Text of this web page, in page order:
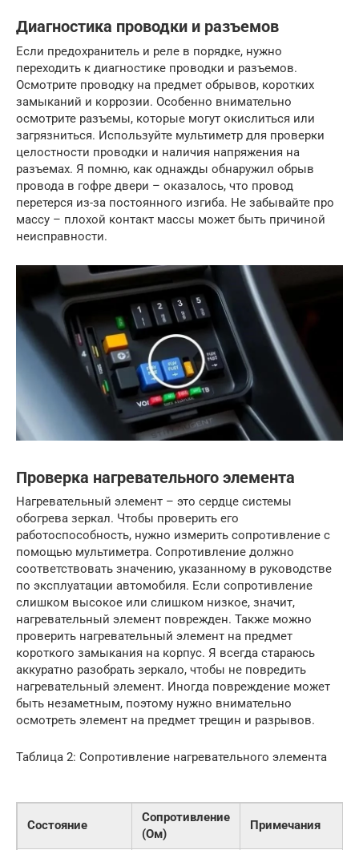
Диагностика проводки и разъемов
Если предохранитель и реле в порядке, нужно
переходить к диагностике проводки и разъемов.
Осмотрите проводку на предмет обрывов, коротких
замыканий и коррозии. Особенно внимательно
осмотрите разъемы, которые могут окислиться или
загрязниться. Используйте мультиметр для проверки
целостности проводки и наличия напряжения на
разъемах. Я помню, как однажды обнаружил обрыв
провода в гофре двери – оказалось, что провод
перетерся из-за постоянного изгиба. Не забывайте про
массу – плохой контакт массы может быть причиной
неисправности.
Проверка нагревательного элемента
Нагревательный элемент – это сердце системы
обогрева зеркал. Чтобы проверить его
работоспособность, нужно измерить сопротивление с
помощью мультиметра. Сопротивление должно
соответствовать значению, указанному в руководстве
по эксплуатации автомобиля. Если сопротивление
слишком высокое или слишком низкое, значит,
нагревательный элемент поврежден. Также можно
проверить нагревательный элемент на предмет
короткого замыкания на корпус. Я всегда стараюсь
аккуратно разобрать зеркало, чтобы не повредить
нагревательный элемент. Иногда повреждение может
быть незаметным, поэтому нужно внимательно
осмотреть элемент на предмет трещин и разрывов.
Таблица 2: Сопротивление нагревательного элемента
Состояние
Сопротивление
(Ом)
Примечания